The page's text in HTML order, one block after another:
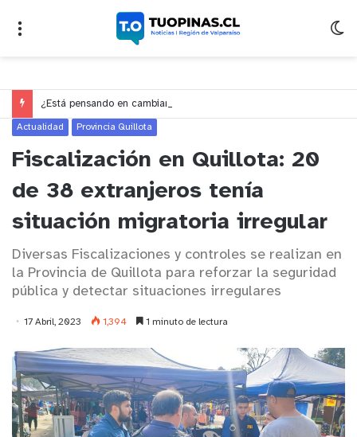
Actualidad Provincia Quillota
Fiscalización en Quillota: 20
de 38 extranjeros tenía
situación migratoria irregular
Diversas Fiscalizaciones y controles se realizan en
la Provincia de Quillota para reforzar la seguridad
pública y detectar situaciones irregulares
17 Abril, 2023 1,394 1 minuto de lectura